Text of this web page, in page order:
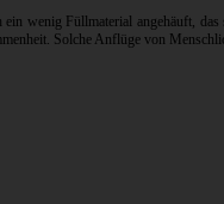
wenig Füllmaterial angehäuft,
Solche Anflüge von